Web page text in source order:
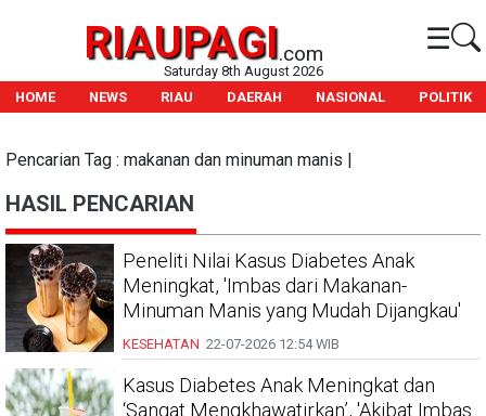
RIAUPAGI.com ☰
Saturday 8th August 2026
HOME
NEWS RIAU DAERAH NASIONAL POLITIK
Pencarian Tag : makanan dan minuman manis |
HASIL PENCARIAN
Peneliti Nilai Kasus Diabetes Anak
Meningkat, 'Imbas dari Makanan-
Minuman Manis yang Mudah Dijangkau'
KESEHATAN 22-07-2026 12:54 WIB
Kasus Diabetes Anak Meningkat dan
‘Sangat Mengkhawatirkan’, 'Akibat Imbas